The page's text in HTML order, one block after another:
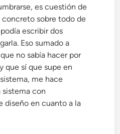
es cuestión de
concreto sobre todo de
escribir dos
Eso sumado a
no sabía hacer por
que sí que supe en
me hace
con
diseño en cuanto a la